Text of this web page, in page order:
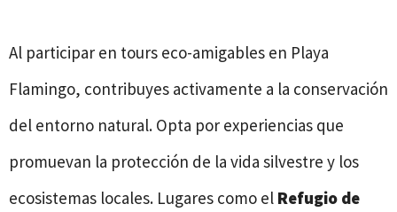
Al participar en tours eco-amigables en Playa
Flamingo, contribuyes activamente a la conservación
del entorno natural. Opta por experiencias que
promuevan la protección de la vida silvestre y los
ecosistemas locales. Lugares como el Refugio de